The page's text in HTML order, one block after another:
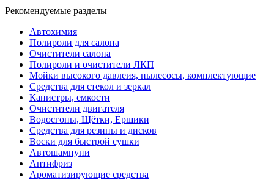
Рекомендуемые разделы
Автохимия
Полироли для салона
Очистители салона
Полироли и очистители ЛКП
Мойки высокого давлеия, пылесосы, комплектующие
Средства для стекол и зеркал
Канистры, емкости
Очистители двигателя
Водосгоны, Щётки, Ёршики
Средства для резины и дисков
Воски для быстрой сушки
Автошампуни
Антифриз
Ароматизирующие средства